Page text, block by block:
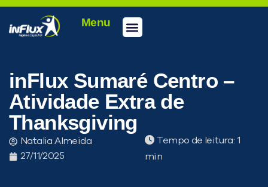
Menu
inFlux Sumaré Centro –
Atividade Extra de
Thanksgiving
Natalia Almeida
27/11/2025
Tempo de leitura: